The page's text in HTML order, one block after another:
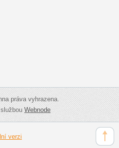
práva vyhrazena.
Webnode
verzi